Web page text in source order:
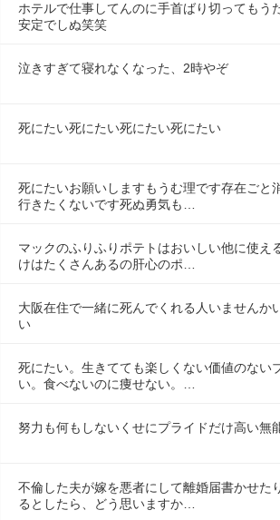
ホテルで仕事してんのに手首ばり切ってもう
安定でしぬ笑笑
泣きすぎて寝れなくなった、2時やぞ
死にたい死にたい死にたい死にたい
死にたいお願いしますもうむ理です存在ごと
行きたくないです死ぬ勇気も…
マックのふりふりポテトはおいしい他に使え
けはたくさんあるの肝心のポ…
大阪在住で一緒に死んでくれる人いませんか
い
死にたい。生きてても楽しくない価値のない
い。食べないのに痩せない。…
努力も何もしないくせにプライドだけ高い無能
不倫した夫が嫁を悪者にして離婚届書かせた
るとしたら、どう思いますか…